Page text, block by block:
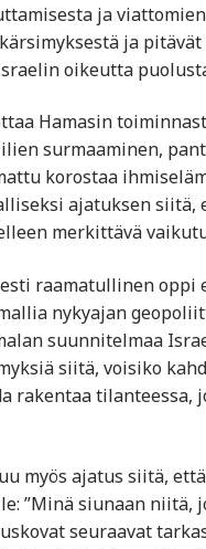
ja
ja
oikeutta
Hamasin
surmaaminen,
korostaa
ajatuksen
merkittävä
raamatullinen oppi
nykyajan
suunnitelmaa
siitä, voisiko
rakentaa tilanteessa,
myös ajatus siitä,
”Minä siunaan niitä,
seuraavat